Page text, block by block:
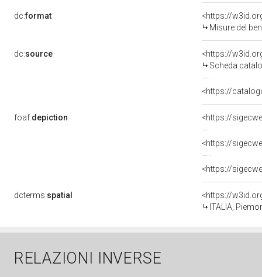
dc:format
<https://
Misure del
dc:source
<https://
Scheda
<https://
foaf:depiction
dcterms:spatial
<https://
ITALIA,
RELAZIONI INVERSE